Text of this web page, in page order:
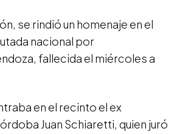
se rindió un homenaje en el
nacional por
fallecida el miércoles a
en el recinto el ex
Juan Schiaretti, quien juró